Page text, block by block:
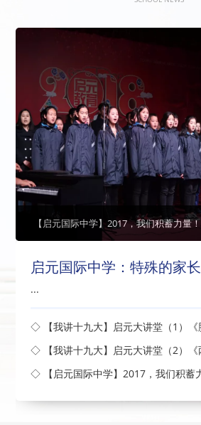
【启元国际中学】2017，我们积蓄力量
启元国际中学：特殊的家
...
◇ 【我讲十九大】启元大讲堂（1）《
上》开讲了
◇ 【我讲十九大】启元大讲堂（2）《
◇ 【启元国际中学】2017，我们积蓄